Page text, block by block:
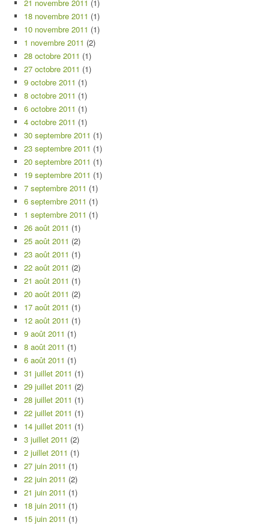
21 novembre 2011 (1)
18 novembre 2011 (1)
10 novembre 2011 (1)
1 novembre 2011 (2)
28 octobre 2011 (1)
27 octobre 2011 (1)
9 octobre 2011 (1)
8 octobre 2011 (1)
6 octobre 2011 (1)
4 octobre 2011 (1)
30 septembre 2011 (1)
23 septembre 2011 (1)
20 septembre 2011 (1)
19 septembre 2011 (1)
7 septembre 2011 (1)
6 septembre 2011 (1)
1 septembre 2011 (1)
26 août 2011 (1)
25 août 2011 (2)
23 août 2011 (1)
22 août 2011 (2)
21 août 2011 (1)
20 août 2011 (2)
17 août 2011 (1)
12 août 2011 (1)
9 août 2011 (1)
8 août 2011 (1)
6 août 2011 (1)
31 juillet 2011 (1)
29 juillet 2011 (2)
28 juillet 2011 (1)
22 juillet 2011 (1)
14 juillet 2011 (1)
3 juillet 2011 (2)
2 juillet 2011 (1)
27 juin 2011 (1)
22 juin 2011 (2)
21 juin 2011 (1)
18 juin 2011 (1)
15 juin 2011 (1)